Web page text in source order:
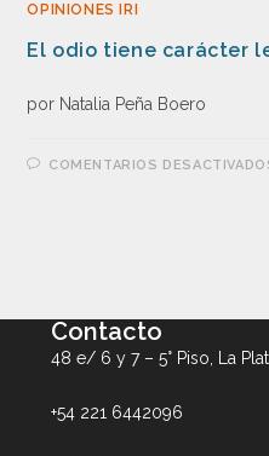
OPINIONES IRI
El odio tiene carácter
por Natalia Peña Boero
COMENTARIOS
Contacto
48 e/ 6 y 7 – 5° Piso, La
+54 221 6442096